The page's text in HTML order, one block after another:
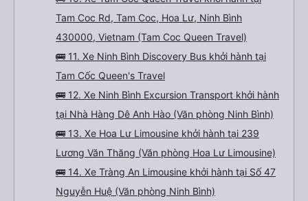
Tam Coc Rd, Tam Coc, Hoa Lư, Ninh Bình
430000, Vietnam (Tam Coc Queen Travel)
🚌 11. Xe Ninh Bình Discovery Bus khởi hành tại
Tam Cốc Queen's Travel
🚌 12. Xe Ninh Bình Excursion Transport khởi hành
tại Nhà Hàng Dê Anh Hào (Văn phòng Ninh Bình)
🚌 13. Xe Hoa Lư Limousine khởi hành tại 239
Lương Văn Thăng (Văn phòng Hoa Lư Limousine)
🚌 14. Xe Tràng An Limousine khởi hành tại Số 47
Nguyễn Huệ (Văn phòng Ninh Bình)